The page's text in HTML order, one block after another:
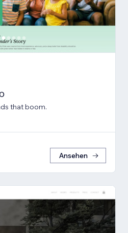
that boom.
Ansehen